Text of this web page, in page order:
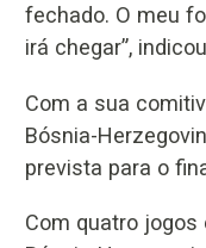
fechado. O meu
irá chegar”,
Com a sua
Bósnia-
prevista para o
Com quatro